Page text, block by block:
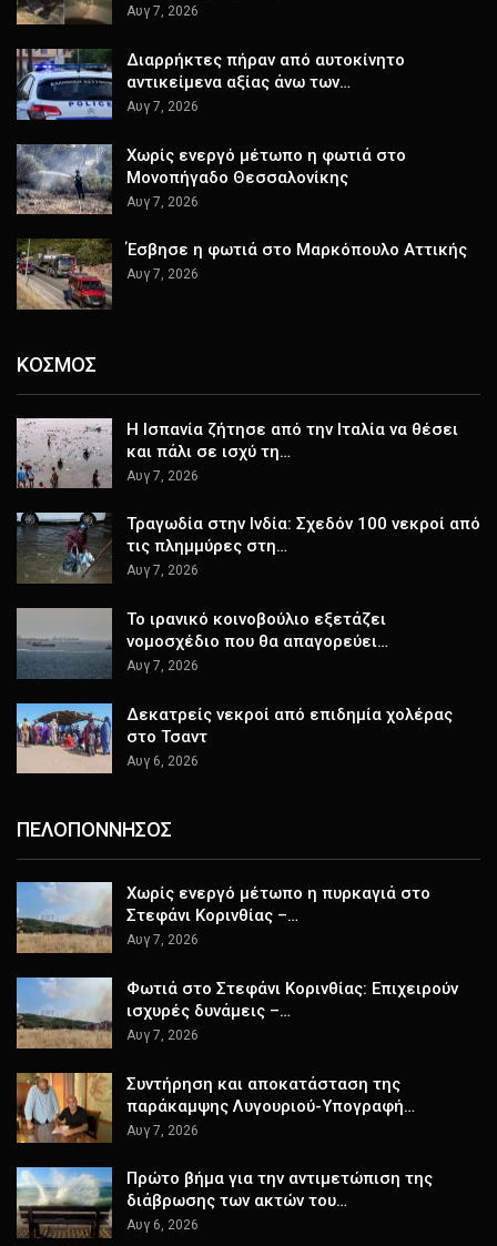
Αυγ 7, 2026
Διαρρήκτες πήραν από αυτοκίνητο
αντικείμενα αξίας άνω των…
Αυγ 7, 2026
Χωρίς ενεργό μέτωπο η φωτιά στο
Μονοπήγαδο Θεσσαλονίκης
Αυγ 7, 2026
Έσβησε η φωτιά στο Μαρκόπουλο Αττικής
Αυγ 7, 2026
ΚΟΣΜΟΣ
H Ισπανία ζήτησε από την Ιταλία να θέσει
και πάλι σε ισχύ τη…
Αυγ 7, 2026
Τραγωδία στην Ινδία: Σχεδόν 100 νεκροί από
τις πλημμύρες στη…
Αυγ 7, 2026
Το ιρανικό κοινοβούλιο εξετάζει
νομοσχέδιο που θα απαγορεύει…
Αυγ 7, 2026
Δεκατρείς νεκροί από επιδημία χολέρας
στο Τσαντ
Αυγ 6, 2026
ΠΕΛΟΠΟΝΝΗΣΟΣ
Χωρίς ενεργό μέτωπο η πυρκαγιά στο
Στεφάνι Κορινθίας –…
Αυγ 7, 2026
Φωτιά στο Στεφάνι Κορινθίας: Επιχειρούν
ισχυρές δυνάμεις –…
Αυγ 7, 2026
Συντήρηση και αποκατάσταση της
παράκαμψης Λυγουριού-Υπογραφή…
Αυγ 7, 2026
Πρώτο βήμα για την αντιμετώπιση της
διάβρωσης των ακτών του…
Αυγ 6, 2026